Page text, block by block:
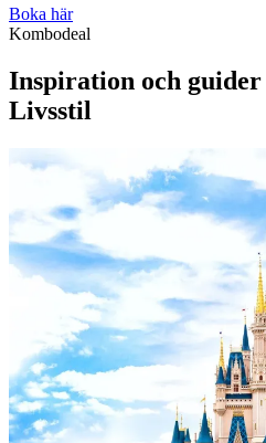
Boka här
Kombodeal
Inspiration och
Livsstil